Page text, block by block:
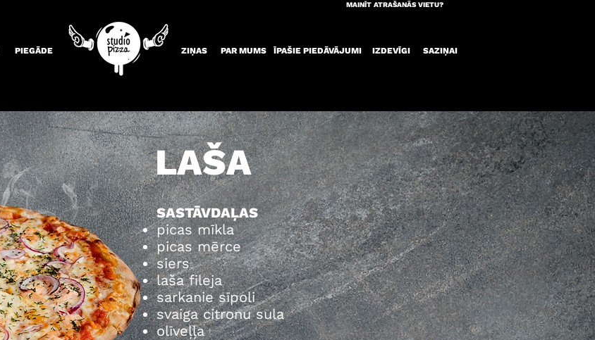
LAŠA
SASTĀVDAĻAS
picas mīkla
picas mērce
siers
laša fileja
sarkanie sīpoli
svaiga citronu sula
olīveļļa
PIEGĀDE
MAINĪT ATRAŠANĀS VIETU?
ZIŅAS PAR MUMS ĪPAŠIE PIEDĀVĀJUMI IZDEVĪGI SAZIŅAI